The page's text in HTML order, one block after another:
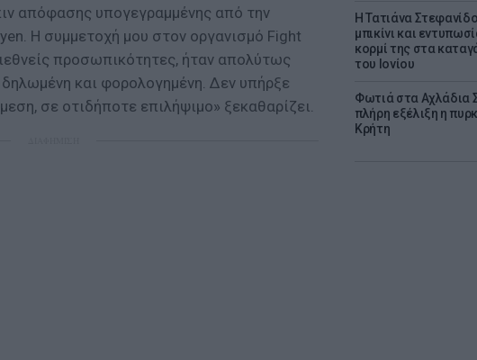
Η Τατιάνα
μπικίνι και
κορμί της στα
του Ιονίου
Φωτιά στα Αχλάδια
πλήρη εξέλιξη η
Κρήτη
απόφασης υπογεγραμμένης από την
Η συμμετοχή μου στον οργανισμό Fight
προσωπικότητες, ήταν απολύτως
δηλωμένη και φορολογημένη. Δεν υπήρξε
σε οτιδήποτε επιλήψιμο» ξεκαθαρίζει.